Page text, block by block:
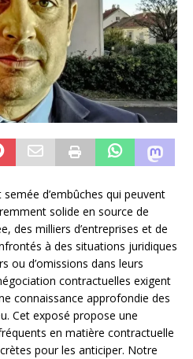
d’embûches qui peuvent
solide en source de
des milliers d’entreprises et de
à des situations juridiques
ou d’omissions dans leurs
contractuelles exigent
connaissance approfondie des
Cet exposé propose une
en matière contractuelle
pour les anticiper. Notre